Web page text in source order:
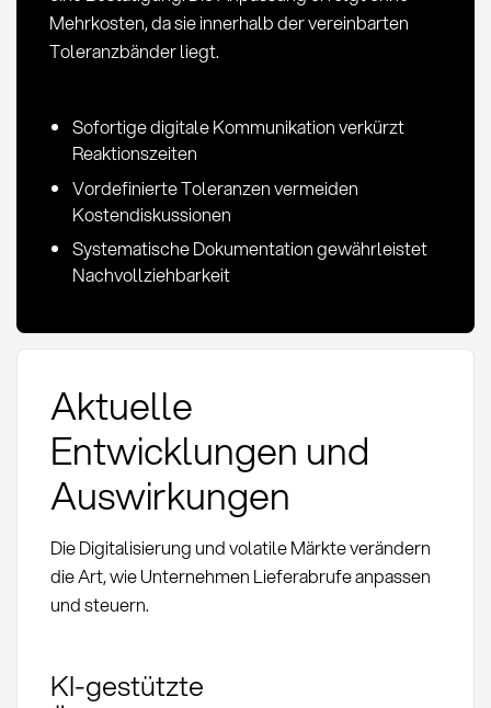
Mehrkosten, da sie innerhalb der vereinbarten
Toleranzbänder liegt.
Sofortige digitale Kommunikation verkürzt
Reaktionszeiten
Vordefinierte Toleranzen vermeiden
Kostendiskussionen
Systematische Dokumentation gewährleistet
Nachvollziehbarkeit
Aktuelle
Entwicklungen und
Auswirkungen
Die Digitalisierung und volatile Märkte verändern
die Art, wie Unternehmen Lieferabrufe anpassen
und steuern.
KI-gestützte